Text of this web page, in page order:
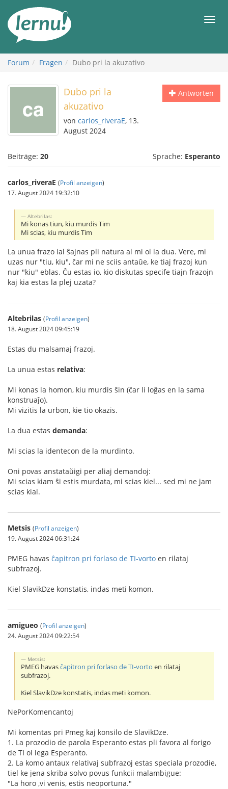
Inhalt
Forum Fragen Dubo pri la akuzativo
Antworten
Dubo pri la
akuzativo
von carlos_riveraE, 13.
August 2024
Beiträge: 20 Sprache: Esperanto
carlos_riveraE (Profil anzeigen)
17. August 2024 19:32:10
Altebrilas:
Mi konas tiun, kiu murdis Tim
Mi scias, kiu murdis Tim
La unua frazo ial ŝajnas pli natura al mi ol la dua. Vere, mi
uzas nur "tiu, kiu", ĉar mi ne sciis antaŭe, ke tiaj frazoj kun
nur "kiu" eblas. Ĉu estas io, kio diskutas specife tiajn frazojn
kaj kia estas la plej uzata?
Altebrilas (Profil anzeigen)
18. August 2024 09:45:19
Estas du malsamaj frazoj.
La unua estas relativa:
Mi konas la homon, kiu murdis ŝin (ĉar li loĝas en la sama
konstruaĵo).
Mi vizitis la urbon, kie tio okazis.
La dua estas demanda:
Mi scias la identecon de la murdinto.
Oni povas anstataŭigi per aliaj demandoj:
Mi scias kiam ŝi estis murdata, mi scias kiel... sed mi ne jam
scias kial.
Metsis (Profil anzeigen)
19. August 2024 06:31:24
PMEG havas ĉapitron pri forlaso de TI-vorto en rilataj
subfrazoj.
Kiel SlavikDze konstatis, indas meti komon.
amigueo (Profil anzeigen)
24. August 2024 09:22:54
Metsis:
PMEG havasĉapitron pri forlaso de TI-vorto en rilataj
subfrazoj.
Kiel SlavikDze konstatis, indas meti komon.
NePorKomencantoj
Mi komentas pri Pmeg kaj konsilo de SlavikDze.
1. La prozodio de parola Esperanto estas pli favora al forigo
de TI ol lega Esperanto.
2. La komo antaux relativaj subfrazoj estas speciala prozodie,
tiel ke jena skriba solvo povus funkcii malambigue:
"La horo ,vi venis, estis neoportuna."